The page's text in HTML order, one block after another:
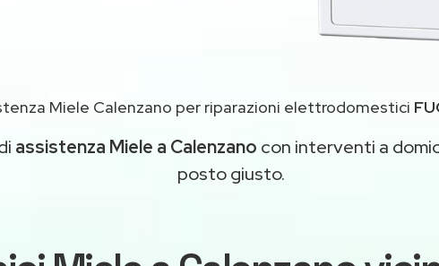
Miele Calenzano per riparazioni elettrodomestici
assistenza Miele a Calenzano con interventi a
posto giusto.